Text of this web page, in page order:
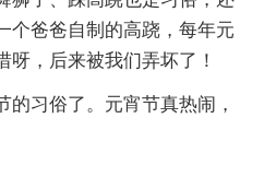
个爸爸自制的高跷，每年元
呀，后来被我们弄坏了！
的习俗了。元宵节真热闹，